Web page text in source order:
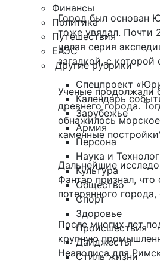
Финансы
Политика
Путешествия
ЕАЭС
Другие рубрики
Спецпроект
Календарь
Зарубежье
Армия
Персона
Наука и
Культура
Общество
Спорт
Здоровье
Происшествия
Дайджесты
Стиль жизни
Город был основан
тоже увядал. Почти
целая серия
загадкой, с которой
Ученые продолжали
древнего города.
обнажилось
каменные
Дальнейшие
Фантар признал,
потерянного
После многих лет
крупную
Неаполиса для